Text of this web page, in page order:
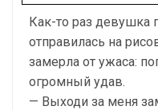
Как-то раз девушка
отправилась на
замерла от ужаса:
огромный удав.
— Выходи за меня